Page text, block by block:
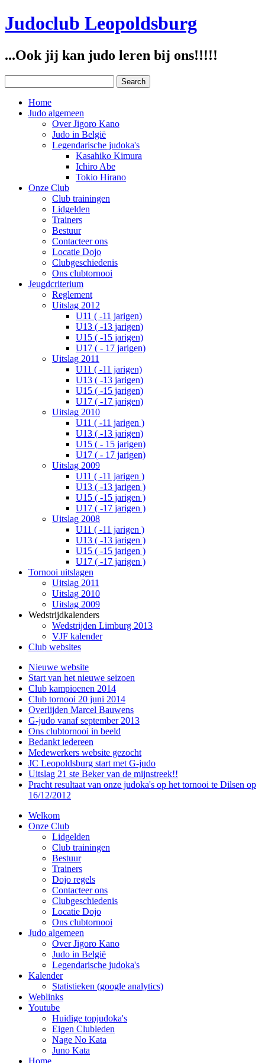
Judoclub Leopoldsburg
...Ook jij kan judo leren bij ons!!!!!
Home
Judo algemeen
Over Jigoro Kano
Judo in België
Legendarische judoka's
Kasahiko Kimura
Ichiro Abe
Tokio Hirano
Onze Club
Club trainingen
Lidgelden
Trainers
Bestuur
Contacteer ons
Locatie Dojo
Clubgeschiedenis
Ons clubtornooi
Jeugdcriterium
Reglement
Uitslag 2012
U11 ( -11 jarigen)
U13 ( -13 jarigen)
U15 ( -15 jarigen)
U17 ( - 17 jarigen)
Uitslag 2011
U11 ( -11 jarigen)
U13 ( -13 jarigen)
U15 ( -15 jarigen)
U17 ( -17 jarigen)
Uitslag 2010
U11 ( -11 jarigen )
U13 ( -13 jarigen)
U15 ( - 15 jarigen)
U17 ( - 17 jarigen)
Uitslag 2009
U11 ( -11 jarigen )
U13 ( -13 jarigen )
U15 ( -15 jarigen )
U17 ( -17 jarigen )
Uitslag 2008
U11 ( -11 jarigen )
U13 ( -13 jarigen )
U15 ( -15 jarigen )
U17 ( -17 jarigen )
Tornooi uitslagen
Uitslag 2011
Uitslag 2010
Uitslag 2009
Wedstrijdkalenders
Wedstrijden Limburg 2013
VJF kalender
Club websites
Nieuwe website
Start van het nieuwe seizoen
Club kampioenen 2014
Club tornooi 20 juni 2014
Overlijden Marcel Bauwens
G-judo vanaf september 2013
Ons clubtornooi in beeld
Bedankt iedereen
Medewerkers website gezocht
JC Leopoldsburg start met G-judo
Uitslag 21 ste Beker van de mijnstreek!!
Pracht resultaat van onze judoka's op het tornooi te Dilsen op
16/12/2012
Welkom
Onze Club
Lidgelden
Club trainingen
Bestuur
Trainers
Dojo regels
Contacteer ons
Clubgeschiedenis
Locatie Dojo
Ons clubtornooi
Judo algemeen
Over Jigoro Kano
Judo in België
Legendarische judoka's
Kalender
Statistieken (google analytics)
Weblinks
Youtube
Huidige topjudoka's
Eigen Clubleden
Nage No Kata
Juno Kata
Home